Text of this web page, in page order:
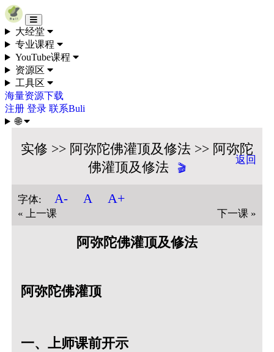
Skip to content
大经堂
专业课程
YouTube课程
资源区
工具区
海量资源下载
注册 登录 联系Buli
🌐
实修 >> 阿弥陀佛灌顶及修法 >> 阿弥陀
佛灌顶及修法
🎬
返回
字体: A- A A+
« 上一课 下一课 »
阿弥陀佛灌顶及修法
阿弥陀佛灌顶
一、上师课前开示